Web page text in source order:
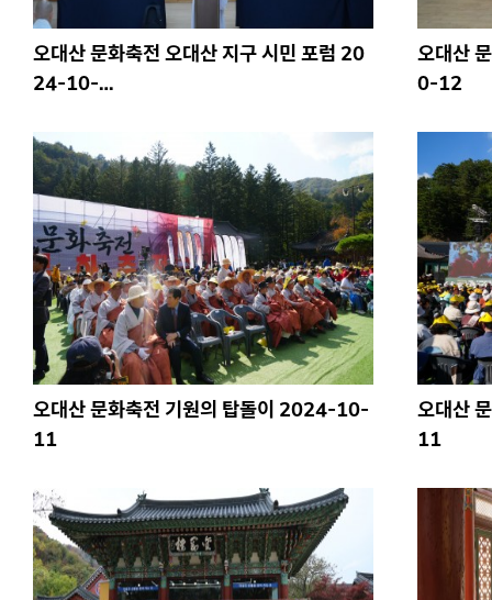
오대산 문화축전 오대산 지구 시민 포럼 20
24-10-…
오대산
0-12
오대산 문화축전 기원의 탑돌이 2024-10-
11
오대산
11